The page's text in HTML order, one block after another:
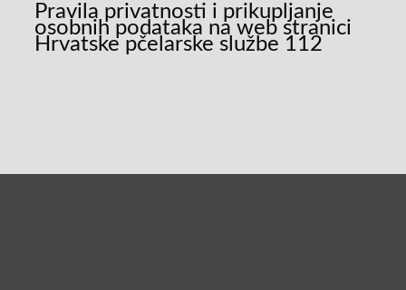
Pravila privatnosti i prikupljanje
osobnih podataka na web stranici
Hrvatske pčelarske službe 112